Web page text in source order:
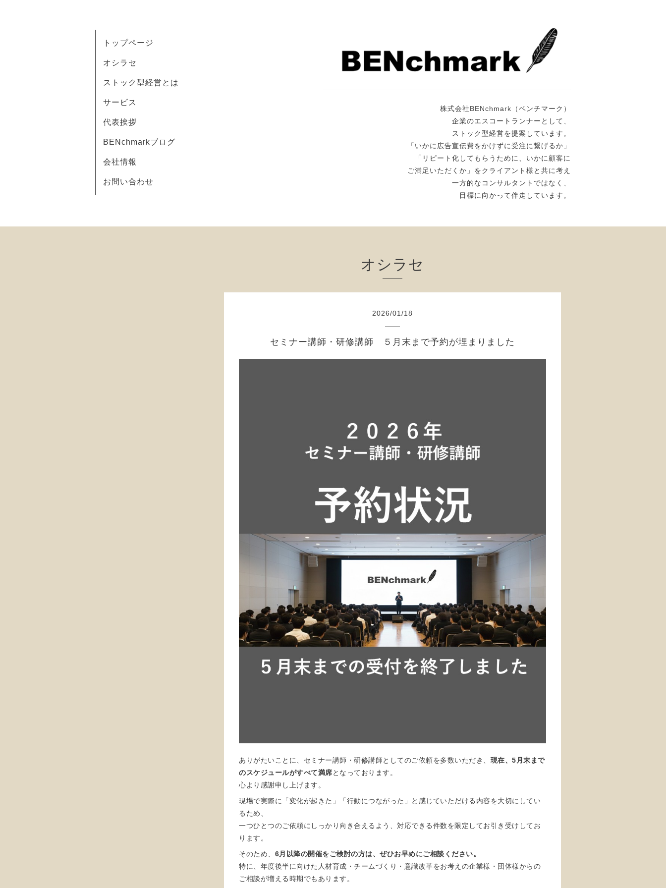
株式会社BENchmark（ベンチマーク）
企業のエスコートランナーとして、
ストック型経営を提案しています。
「いかに広告宣伝費をかけずに受注に繋げるか」
「リピート化してもらうために、いかに顧客に
ご満足いただくか」をクライアント様と共に考え
一方的なコンサルタントではなく、
目標に向かって伴走しています。
トップページ
オシラセ
ストック型経営とは
サービス
代表挨拶
BENchmarkブログ
会社情報
お問い合わせ
オシラセ
2026/01 /18
セミナー講師・研修講師 ５月末まで予約が埋まりました
ありがたいことに、セミナー講師・研修講師としてのご依頼を多数いただき、 現在、5月末まで
のスケジュールがすべて満席となっております。
心より感謝申し上げます。
現場で実際に「変化が起きた」「行動につながった」と感じていただける内容を大切にしてい
るため、
一つひとつのご依頼にしっかり向き合えるよう、対応できる件数を限定してお引き受けしてお
ります。
そのため、 6月以降の開催をご検討の方は、ぜひお早めにご相談ください。
特に、年度後半に向けた人材育成・チームづくり・意識改革をお考えの企業様・団体様からの
ご相談が増える時期でもあります。